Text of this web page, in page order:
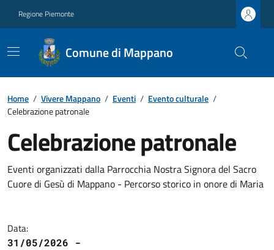
Regione Piemonte
Comune di Mappano
Home / Vivere Mappano / Eventi / Evento culturale /
Celebrazione patronale
Celebrazione patronale
Eventi organizzati dalla Parrocchia Nostra Signora del Sacro
Cuore di Gesù di Mappano - Percorso storico in onore di Maria
Data:
31/05/2026 -